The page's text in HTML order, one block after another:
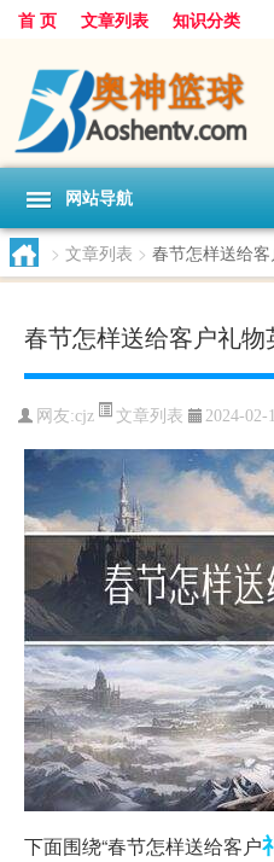
首 页 文章列表 知识分类
网站导航
> 文章列表 > 春节怎样送给
春节怎样送给客户礼物
网友:cjz 文章列表 2024-02-
下面围绕“春节怎样送给客户